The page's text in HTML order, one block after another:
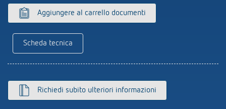
Controllo dell'ora e della luce
Rilevatore di presenza e rilevatore di
movimento
Aggiungere al carrello documenti
Scheda tecnica
Richiedi subito ulteriori informazioni